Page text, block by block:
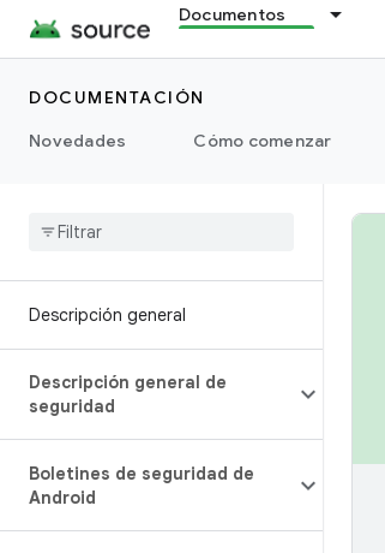
Documentos
DOCUMENTACIÓN
Novedades
Cómo comenzar
Descripción general
Descripción general de
seguridad
Boletines de seguridad de
Android